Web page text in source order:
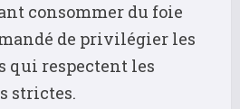
consommer du foie
de privilégier les
qui respectent les
strictes.